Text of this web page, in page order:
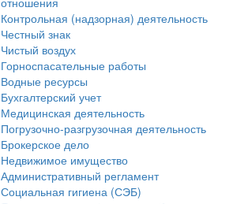
Контрольная (надзорная) деятельность
Честный знак
Чистый воздух
Горноспасательные работы
Водные ресурсы
Бухгалтерский учет
Медицинская деятельность
Погрузочно-разгрузочная деятельность
Брокерское дело
Недвижимое имущество
Административный регламент
Социальная гигиена (СЭБ)